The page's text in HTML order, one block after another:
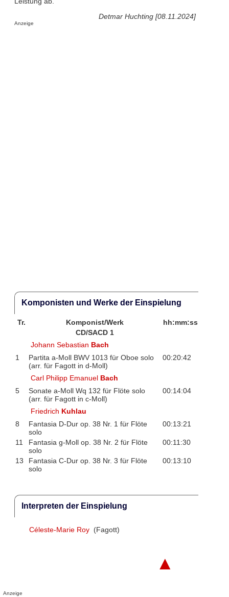
Detmar Huchting [08.11.2024]
Anzeige
Komponisten und Werke der Einspielung
Tr. Komponist/Werk
hh:mm:ss
CD/SACD 1
Johann Sebastian Bach
1
Partita a-Moll BWV 1013 für Oboe solo
(arr. für Fagott in d-Moll)
00:20:42
Carl Philipp Emanuel Bach
5
Sonate a-Moll Wq 132 für Flöte solo
(arr. für Fagott in c-Moll)
00:14:04
Friedrich Kuhlau
8
Fantasia D-Dur op. 38 Nr. 1 für Flöte
solo
00:13:21
11
Fantasia g-Moll op. 38 Nr. 2 für Flöte
solo
00:11:30
13
Fantasia C-Dur op. 38 Nr. 3 für Flöte
solo
00:13:10
Interpreten der Einspielung
Céleste-Marie Roy (Fagott)
▲
Anzeige